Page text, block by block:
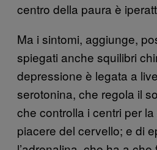
centro della paura è
Ma i sintomi, aggiunge,
spiegati anche squilibri
depressione è legata a
serotonina, che regola il
che controlla i centri per
piacere del cervello; e di